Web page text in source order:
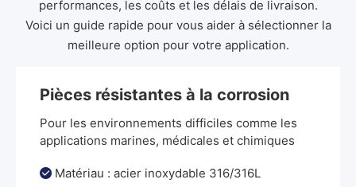
performances, les coûts et les délais de livraison.
Voici un guide rapide pour vous aider à sélectionner la
meilleure option pour votre application.
Pièces résistantes à la corrosion
Pour les environnements difficiles comme les
applications marines, médicales et chimiques
 Matériau : acier inoxydable 316/316L